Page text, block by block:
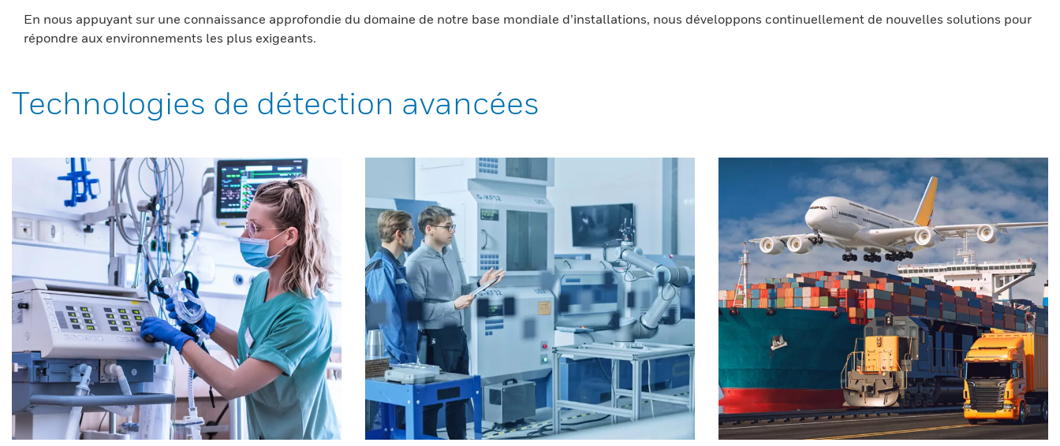
En nous appuyant sur une connaissance approfondie du domaine de notre base mondiale d’installations, nous développons continuellement de nouvelles solutions pour
répondre aux environnements les plus exigeants.
Technologies de détection avancées